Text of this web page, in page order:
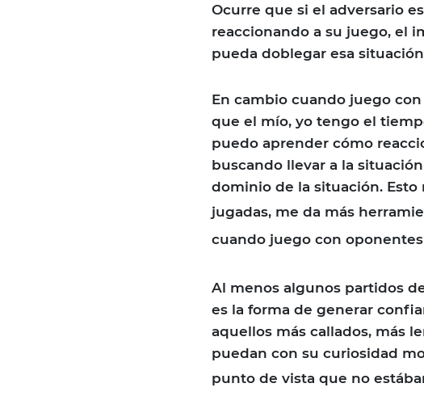
Ocurre que si el adversario
reaccionando a su juego, el
pueda doblegar esa
En cambio cuando juego
que el mío, yo tengo el
puedo aprender cómo
buscando llevar a la
dominio de la situación. Esto
jugadas, me da más
cuando juego con
Al menos algunos partidos
es la forma de generar
aquellos más callados, más
puedan con su curiosidad
punto de vista que no